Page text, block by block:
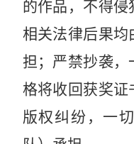
的作品，不得
相关法律后果均
担；严禁抄袭，
格将收回获奖证
版权纠纷，一